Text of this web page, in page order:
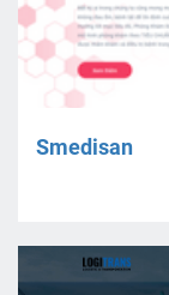
Smedisan